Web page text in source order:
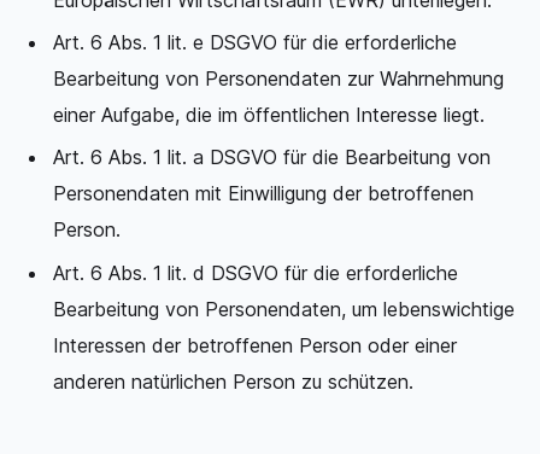
Art. 6 Abs. 1 lit. e DSGVO für die erforderliche
Bearbeitung von Personendaten zur Wahrnehmung
einer Aufgabe, die im öffentlichen Interesse liegt.
Art. 6 Abs. 1 lit. a DSGVO für die Bearbeitung von
Personendaten mit Einwilligung der betroffenen
Person.
Art. 6 Abs. 1 lit. d DSGVO für die erforderliche
Bearbeitung von Personendaten, um lebenswichtige
Interessen der betroffenen Person oder einer
anderen natürlichen Person zu schützen.